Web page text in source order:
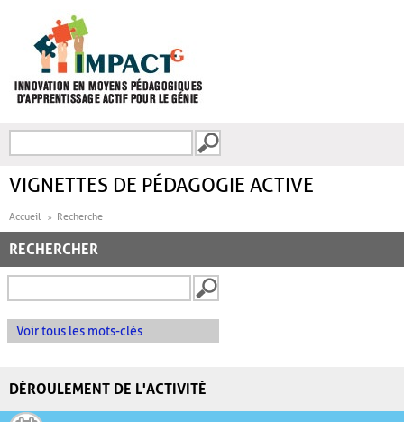
FORMULAIRE DE
VIGNETTES DE PÉDAGOGIE ACTIVE
Accueil Recherche
RECHERCHER
Voir tous les mots-clés
DÉROULEMENT DE L'ACTIVITÉ